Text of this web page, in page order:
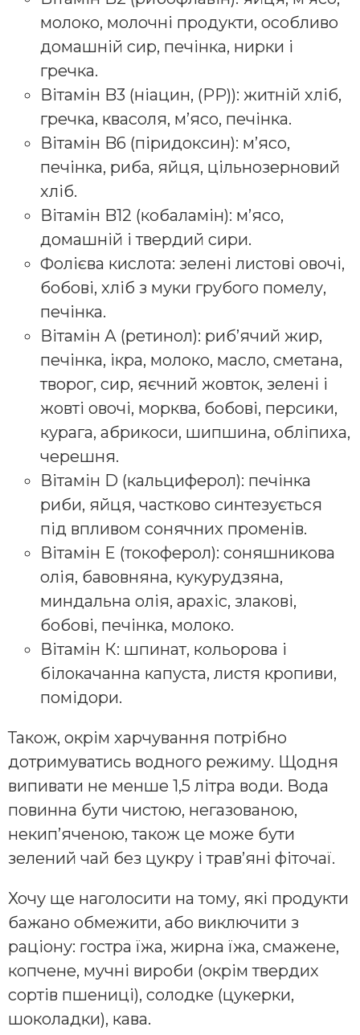
молоко, молочні продукти, особливо
домашній сир, печінка, нирки і
гречка.
Вітамін B3 (ніацин, (PP)): житній хліб,
гречка, квасоля, м’ясо, печінка.
Вітамін B6 (піридоксин): м’ясо,
печінка, риба, яйця, цільнозерновий
хліб.
Вітамін B12 (кобаламін): м’ясо,
домашній і твердий сири.
Фолієва кислота: зелені листові овочі,
бобові, хліб з муки грубого помелу,
печінка.
Вітамін А (ретинол): риб’ячий жир,
печінка, ікра, молоко, масло, сметана,
творог, сир, яєчний жовток, зелені і
жовті овочі, морква, бобові, персики,
курага, абрикоси, шипшина, обліпиха,
черешня.
Вітамін D (кальциферол): печінка
риби, яйця, частково синтезується
під впливом сонячних променів.
Вітамін E (токоферол): соняшникова
олія, бавовняна, кукурудзяна,
миндальна олія, арахіс, злакові,
бобові, печінка, молоко.
Вітамін К: шпинат, кольорова і
білокачанна капуста, листя кропиви,
помідори.
Також, окрім харчування потрібно
дотримуватись водного режиму. Щодня
випивати не менше 1,5 літра води. Вода
повинна бути чистою, негазованою,
некип’яченою, також це може бути
зелений чай без цукру і трав’яні фіточаї.
Хочу ще наголосити на тому, які продукти
бажано обмежити, або виключити з
раціону: гостра їжа, жирна їжа, смажене,
копчене, мучні вироби (окрім твердих
сортів пшениці), солодке (цукерки,
шоколадки), кава.